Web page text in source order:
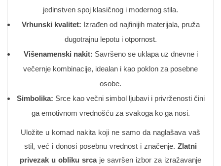
jedinstven spoj klasičnog i modernog stila.
Vrhunski kvalitet: Izrađen od najfinijih materijala, pruža
dugotrajnu lepotu i otpornost.
Višenamenski nakit: Savršeno se uklapa uz dnevne i
večernje kombinacije, idealan i kao poklon za posebne
osobe.
Simbolika: Srce kao večni simbol ljubavi i privrženosti čini
ga emotivnom vrednošću za svakoga ko ga nosi.
Uložite u komad nakita koji ne samo da naglašava vaš
stil, već i donosi posebnu vrednost i značenje. Zlatni
privezak u obliku srcaje savršen izbor za izražavanje